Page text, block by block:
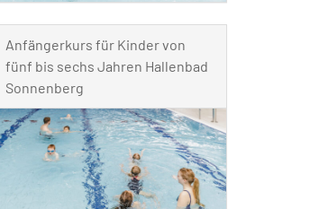
Anfängerkurs für Kinder von
fünf bis sechs Jahren Hallenbad
Sonnenberg